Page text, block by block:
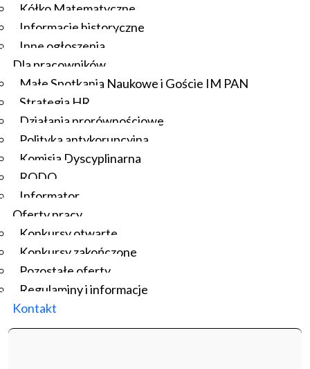
Kółko Matematyczne
Informacje historyczne
Inne ogłoszenia
Dla pracowników
Małe Spotkania Naukowe i Goście IM PAN
Strategia HR
Działania prorównościowe
Polityka antykorupcyjna
Komisja Dyscyplinarna
RODO
Informator
Oferty pracy
Konkursy otwarte
Konkursy zakończone
Pozostałe oferty
Regulaminy i informacje
Kontakt